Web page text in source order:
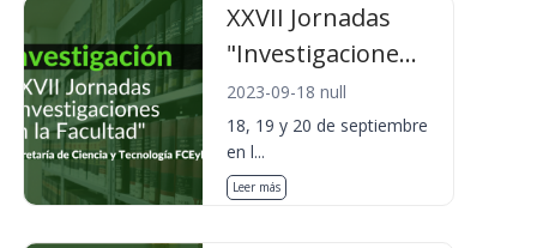
XXVII Jornadas
"Investigacione...
2023-09-18 null
18, 19 y 20 de septiembre
en l...
Leer más